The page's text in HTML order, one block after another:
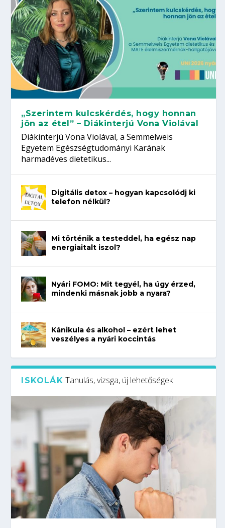
„Szerintem kulcskérdés, hogy honnan
jön az étel” – Diákinterjú Vona Violával
Diákinterjú Vona Violával, a Semmelweis
Egyetem Egészségtudományi Karának
harmadéves dietetikus...
Digitális detox – hogyan kapcsolódj ki
telefon nélkül?
Mi történik a testeddel, ha egész nap
energiaitalt iszol?
Nyári FOMO: Mit tegyél, ha úgy érzed,
mindenki másnak jobb a nyara?
Kánikula és alkohol – ezért lehet
veszélyes a nyári koccintás
ISKOLÁK Tanulás, vizsga, új lehetőségek